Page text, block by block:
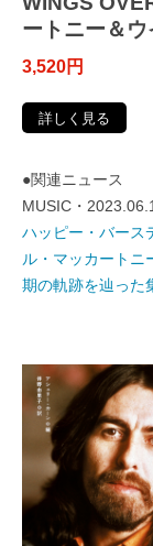
ートニー＆
3,520円
詳しく見る
●関連ニュース
MUSIC・
ハッピー・バー
ル・マッカートニ
期の軌跡を辿った